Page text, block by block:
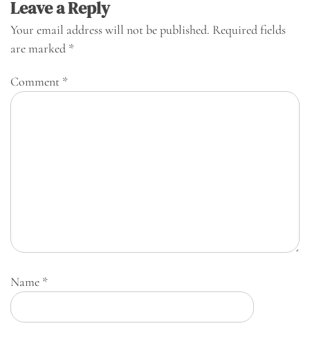
Leave a Reply
Your email address will not be published. Required fields
are marked *
Comment *
Name *